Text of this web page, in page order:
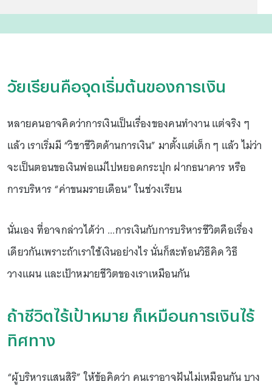
วัยเรียนคือจุดเริ่มต้นของการเงิน
หลายคนอาจคิดว่าการเงินเป็นเรื่องของคนทำงาน แต่จริง ๆ
แล้ว เราเริ่มมี “วิชาชีวิตด้านการเงิน” มาตั้งแต่เด็ก ๆ แล้ว ไม่ว่า
จะเป็นตอนขอเงินพ่อแม่ไปหยอดกระปุก ฝากธนาคาร หรือ
การบริหาร “ค่าขนมรายเดือน” ในช่วงเรียน
นั่นเอง ที่อาจกล่าวได้ว่า ...การเงินกับการบริหารชีวิตคือเรื่อง
เดียวกันเพราะถ้าเราใช้เงินอย่างไร นั่นก็สะท้อนวิธีคิด วิธี
วางแผน และเป้าหมายชีวิตของเราเหมือนกัน
ถ้าชีวิตไร้เป้าหมาย ก็เหมือนการเงินไร้
ทิศทาง
“ผู้บริหารแสนสิริ” ให้ข้อคิดว่า คนเราอาจฝันไม่เหมือนกัน บาง